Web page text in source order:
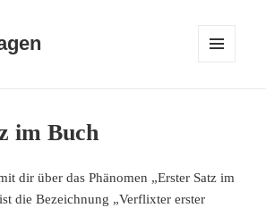
im Buch
dir über das Phänomen „Erster Satz im
die Bezeichnung „Verflixter erster